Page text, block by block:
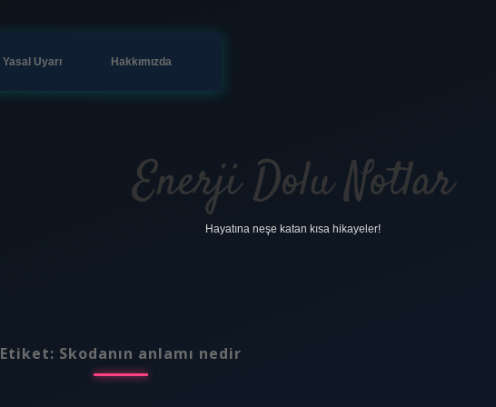
Yasal Uyarı Hakkımızda
Enerji Dolu Notlar
Hayatına neşe katan kısa hikayeler!
Etiket: Skodanın anlamı nedir